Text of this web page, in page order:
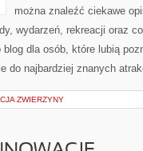
można znaleźć ciekawe
wydarzeń, rekreacji oraz
dla osób, które lubią
do najbardziej znanych
ZWIERZYNY